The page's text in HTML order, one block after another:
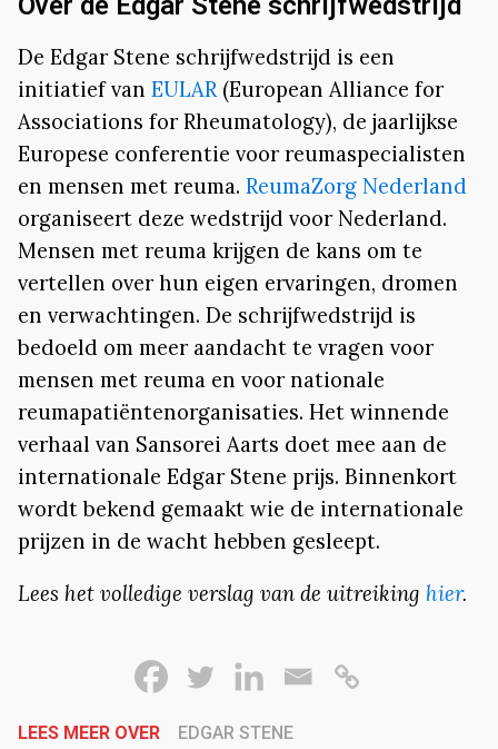
De Edgar Stene schrijfwedstrijd is een
initiatief van EULAR(European Alliance for
Associations for Rheumatology), de jaarlijkse
Europese conferentie voor reumaspecialisten
en mensen met reuma. ReumaZorg Nederland
organiseert deze wedstrijd voor Nederland.
Mensen met reuma krijgen de kans om te
vertellen over hun eigen ervaringen, dromen
en verwachtingen. De schrijfwedstrijd is
bedoeld om meer aandacht te vragen voor
mensen met reuma en voor nationale
reumapatiëntenorganisaties. Het winnende
verhaal van Sansorei Aarts doet mee aan de
internationale Edgar Stene prijs. Binnenkort
wordt bekend gemaakt wie de internationale
prijzen in de wacht hebben gesleept.
Lees het volledige verslag van de uitreiking hier.
LEES MEER OVER
EDGAR STENE